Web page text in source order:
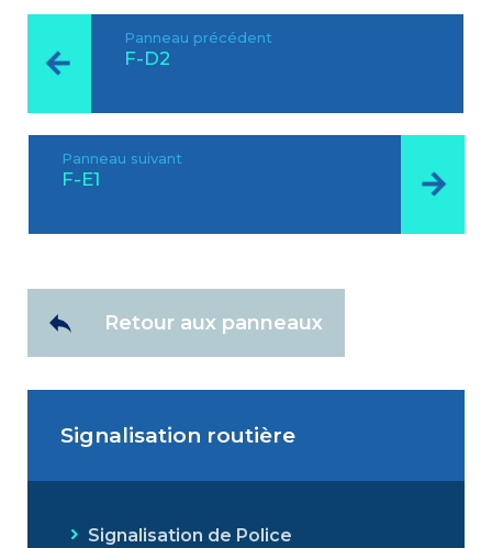
Panneau précédent
F-D2
Panneau suivant
F-E1
Retour aux panneaux
Signalisation routière
Signalisation de Police